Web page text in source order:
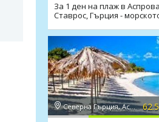
За 1 ден на плаж в
Ставрос, Гърция -
Северна Гърция, Аспровалта